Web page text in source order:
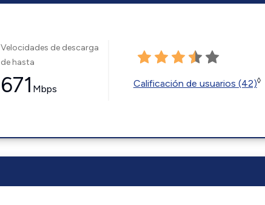
Velocidades de descarga
de hasta
671 Mbps Calificación de usuarios (42)◊